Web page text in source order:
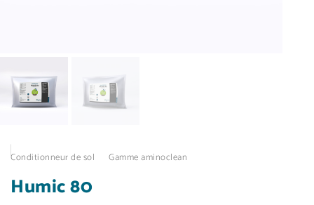
Conditionneur de sol Gamme aminoclean
Humic 80